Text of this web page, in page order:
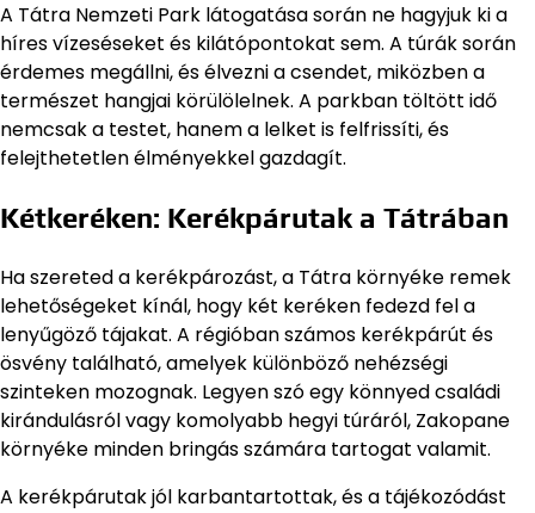
A Tátra Nemzeti Park látogatása során ne hagyjuk ki a
híres vízeséseket és kilátópontokat sem. A túrák során
érdemes megállni, és élvezni a csendet, miközben a
természet hangjai körülölelnek. A parkban töltött idő
nemcsak a testet, hanem a lelket is felfrissíti, és
felejthetetlen élményekkel gazdagít.
Kétkeréken: Kerékpárutak a Tátrában
Ha szereted a kerékpározást, a Tátra környéke remek
lehetőségeket kínál, hogy két keréken fedezd fel a
lenyűgöző tájakat. A régióban számos kerékpárút és
ösvény található, amelyek különböző nehézségi
szinteken mozognak. Legyen szó egy könnyed családi
kirándulásról vagy komolyabb hegyi túráról, Zakopane
környéke minden bringás számára tartogat valamit.
A kerékpárutak jól karbantartottak, és a tájékozódást